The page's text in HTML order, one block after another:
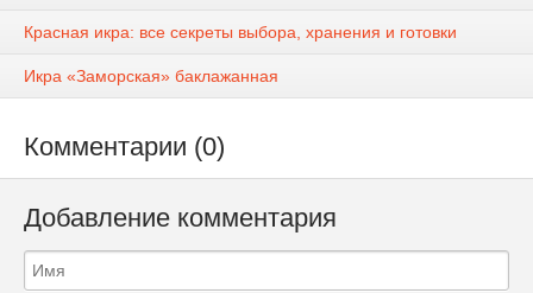
Красная икра: все секреты выбора, хранения и готовки
Икра «Заморская» баклажанная
Комментарии (0)
Добавление комментария